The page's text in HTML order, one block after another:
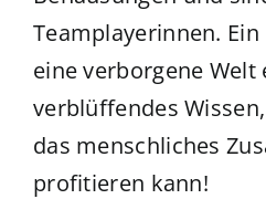
Teamplayerinnen.
eine verborgene Welt
verblüffendes
das menschliches
profitieren kann!